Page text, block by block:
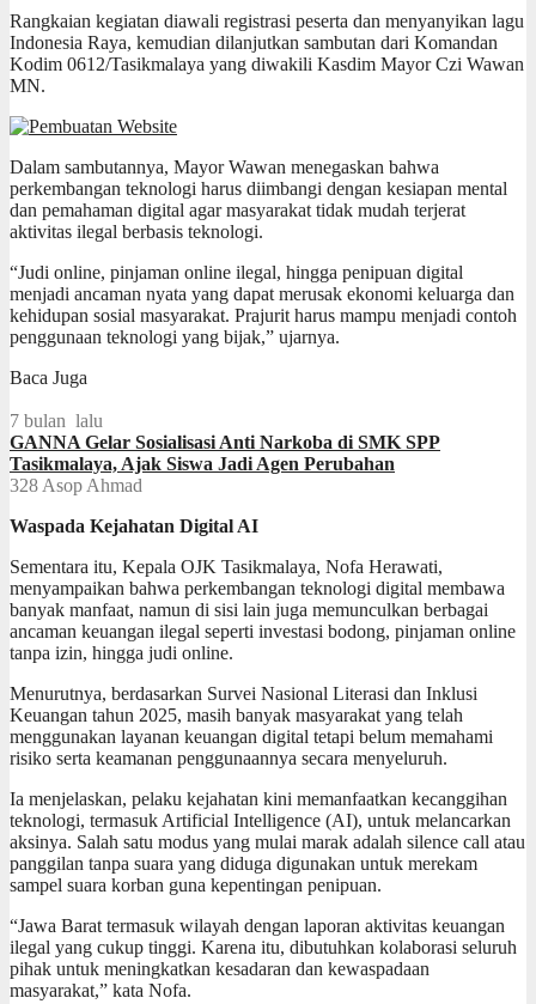
Rangkaian kegiatan diawali registrasi peserta dan menyanyikan lagu
Indonesia Raya, kemudian dilanjutkan sambutan dari Komandan
Kodim 0612/Tasikmalaya yang diwakili Kasdim Mayor Czi Wawan
MN.
Dalam sambutannya, Mayor Wawan menegaskan bahwa
perkembangan teknologi harus diimbangi dengan kesiapan mental
dan pemahaman digital agar masyarakat tidak mudah terjerat
aktivitas ilegal berbasis teknologi.
“Judi online, pinjaman online ilegal, hingga penipuan digital
menjadi ancaman nyata yang dapat merusak ekonomi keluarga dan
kehidupan sosial masyarakat. Prajurit harus mampu menjadi contoh
penggunaan teknologi yang bijak,” ujarnya.
Baca Juga
7 bulan lalu
GANNA Gelar Sosialisasi Anti Narkoba di SMK SPP
Tasikmalaya, Ajak Siswa Jadi Agen Perubahan
328 Asop Ahmad
Waspada Kejahatan Digital AI
Sementara itu, Kepala OJK Tasikmalaya, Nofa Herawati,
menyampaikan bahwa perkembangan teknologi digital membawa
banyak manfaat, namun di sisi lain juga memunculkan berbagai
ancaman keuangan ilegal seperti investasi bodong, pinjaman online
tanpa izin, hingga judi online.
Menurutnya, berdasarkan Survei Nasional Literasi dan Inklusi
Keuangan tahun 2025, masih banyak masyarakat yang telah
menggunakan layanan keuangan digital tetapi belum memahami
risiko serta keamanan penggunaannya secara menyeluruh.
Ia menjelaskan, pelaku kejahatan kini memanfaatkan kecanggihan
teknologi, termasuk Artificial Intelligence (AI), untuk melancarkan
aksinya. Salah satu modus yang mulai marak adalah silence call atau
panggilan tanpa suara yang diduga digunakan untuk merekam
sampel suara korban guna kepentingan penipuan.
“Jawa Barat termasuk wilayah dengan laporan aktivitas keuangan
ilegal yang cukup tinggi. Karena itu, dibutuhkan kolaborasi seluruh
pihak untuk meningkatkan kesadaran dan kewaspadaan
masyarakat,” kata Nofa.